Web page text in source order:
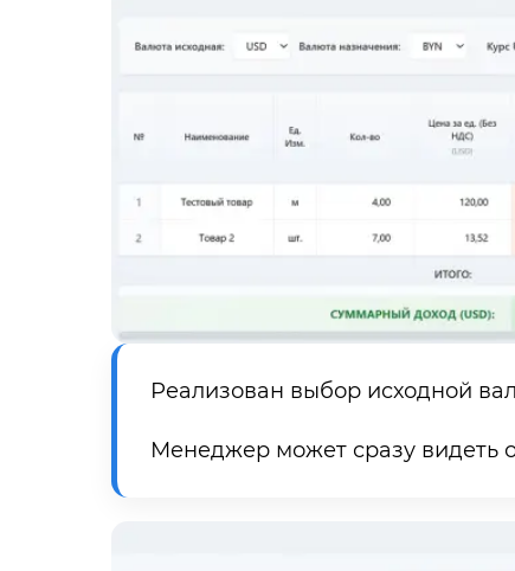
Реализован выбор исходной
Менеджер может сразу видеть